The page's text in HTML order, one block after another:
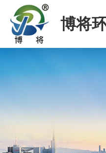
博将
司